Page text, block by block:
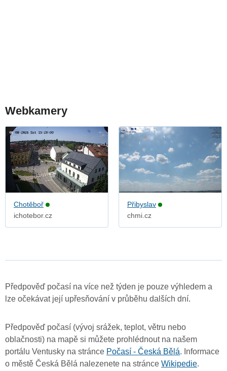
Webkamery
Chotěboř
ichotebor.cz
Přibyslav
chmi.cz
Předpověď počasí na více než týden je pouze výhledem a
lze očekávat její upřesňování v průběhu dalších dní.
Předpověď počasí (vývoj srážek, teplot, větru nebo
oblačnosti) na mapě si můžete prohlédnout na našem
portálu Ventusky na stránce Počasí - Česká Bělá. Informace
o městě Česká Bělá nalezenete na stránce Wikipedie.